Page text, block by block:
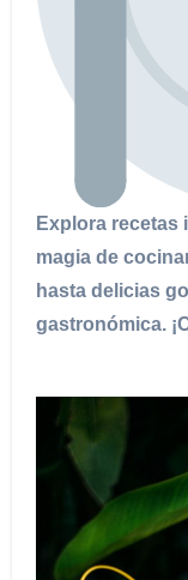
Explora recetas
magia de
hasta delicias
gastronómica.